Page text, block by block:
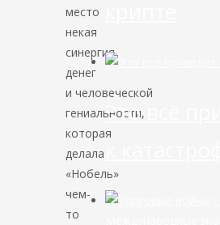
место
некая
синергия
денег
и человеческой
гениальности,
которая
делала
«Нобель»
чем-
то
Это всё